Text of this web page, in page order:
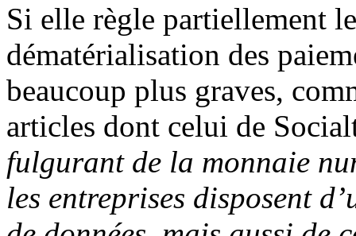
Si elle règle partiellement
dématérialisation des
beaucoup plus graves,
articles dont celui de
fulgurant de la monnaie
les entreprises disposent